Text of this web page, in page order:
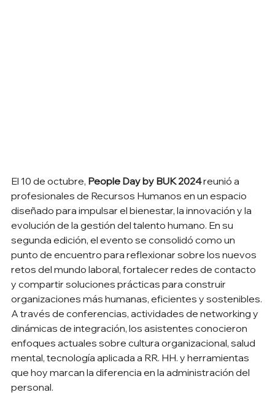
El 10 de octubre, People Day by BUK 2024 reunió a
profesionales de Recursos Humanos en un espacio
diseñado para impulsar el bienestar, la innovación y la
evolución de la gestión del talento humano. En su
segunda edición, el evento se consolidó como un
punto de encuentro para reflexionar sobre los nuevos
retos del mundo laboral, fortalecer redes de contacto
y compartir soluciones prácticas para construir
organizaciones más humanas, eficientes y sostenibles.
A través de conferencias, actividades de networking y
dinámicas de integración, los asistentes conocieron
enfoques actuales sobre cultura organizacional, salud
mental, tecnología aplicada a RR. HH. y herramientas
que hoy marcan la diferencia en la administración del
personal.